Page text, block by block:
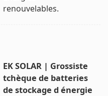
renouvelables.
EK SOLAR | Grossiste
tchèque de batteries
de stockage d énergie